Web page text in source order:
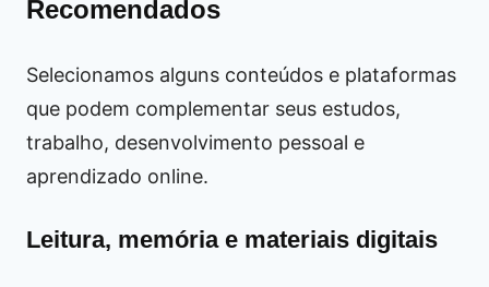
Recomendados
Selecionamos alguns conteúdos e plataformas
que podem complementar seus estudos,
trabalho, desenvolvimento pessoal e
aprendizado online.
Leitura, memória e materiais digitais